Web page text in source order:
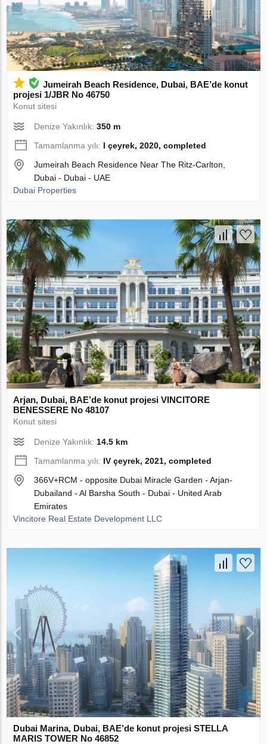
Jumeirah Beach Residence, Dubai, BAE’de konut
projesi 1/JBR No 46750
Konut sitesi
Denize Yakınlık:350 m
Tamamlanma yılı: I çeyrek, 2020, completed
Jumeirah Beach Residence Near The Ritz-Carlton,
Dubai - Dubai - UAE
Dubai Properties
Arjan, Dubai, BAE’de konut projesi VINCITORE
BENESSERE No 48107
Konut sitesi
Denize Yakınlık: 14.5 km
Tamamlanma yılı: IV çeyrek, 2021, completed
366V+RCM - opposite Dubai Miracle Garden - Arjan-
Dubailand - Al Barsha South - Dubai - United Arab
Emirates
Vincitore Real Estate Development LLC
Dubai Marina, Dubai, BAE’de konut projesi STELLA
MARIS TOWER No 46852